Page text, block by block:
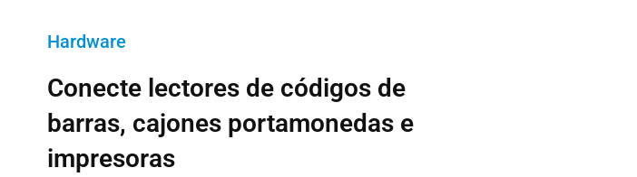
Hardware
Conecte lectores de códigos de
barras, cajones portamonedas e
impresoras